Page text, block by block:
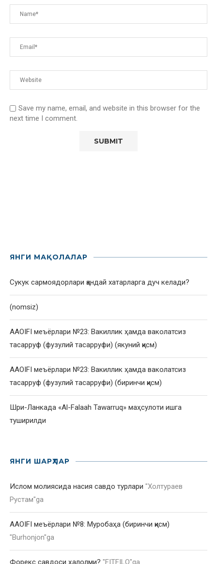
Save my name, email, and website in this browser for the
next time I comment.
ЯНГИ МАҚОЛАЛАР
Сукук сармоядорлари қандай хатарларга дуч келади?
(nomsiz)
AAOIFI меъёрлари №23: Вакиллик ҳамда ваколатсиз
тасарруф (фузулий тасарруфи) (якуний қисм)
AAOIFI меъёрлари №23: Вакиллик ҳамда ваколатсиз
тасарруф (фузулий тасарруфи) (биринчи қисм)
Шри-Ланкада «Al-Falaah Tawarruq» маҳсулоти ишга
туширилди
ЯНГИ ШАРҲЛАР
Ислом молиясида насия савдо турлари "Холтураев
Рустам"ga
AAOIFI меъёрлари №8: Муробаҳа (биринчи қисм)
"Burhonjon"ga
Форекс савдоси ҳалолми? "FITFILO"ga